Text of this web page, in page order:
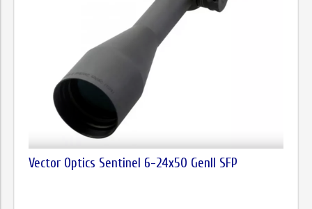
Vector Optics Sentinel 6-24x50 GenII SFP